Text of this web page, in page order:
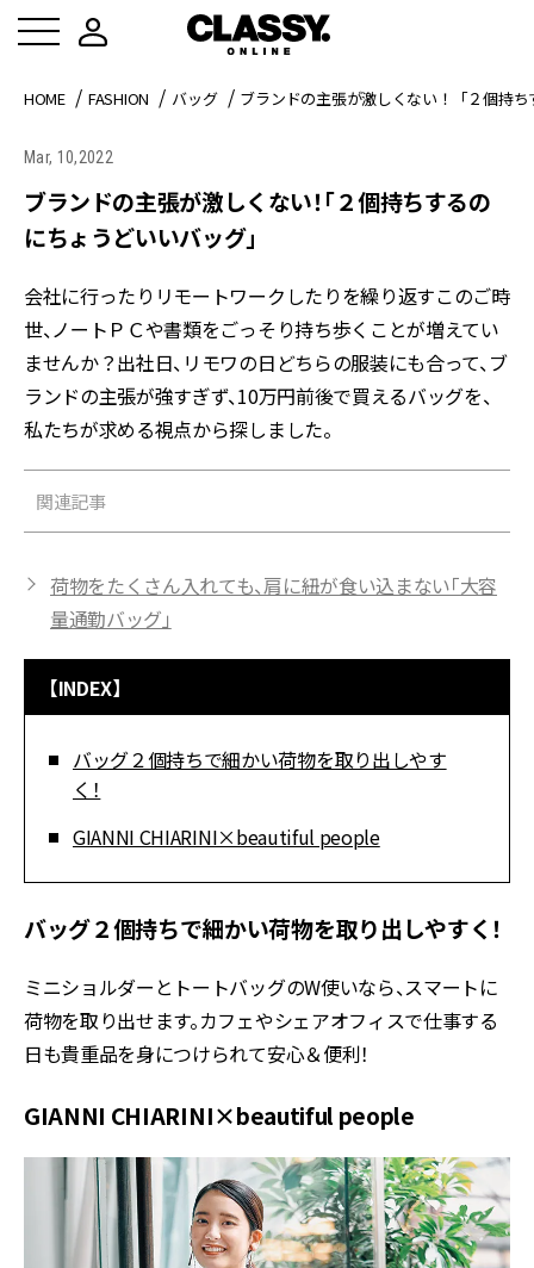
HOME FASHION バッグ ブランドの主張が激しくない！「２個持
Mar, 10,2022
ブランドの主張が激しくない！「２個持ちするの
にちょうどいいバッグ」
会社に行ったりリモートワークしたりを繰り返すこのご時
世、ノートＰＣや書類をごっそり持ち歩くことが増えてい
ませんか？出社日、リモワの日どちらの服装にも合って、ブ
ランドの主張が強すぎず、10万円前後で買えるバッグを、
私たちが求める視点から探しました。
関連記事
荷物をたくさん入れても、肩に紐が食い込まない「大容
量通勤バッグ」
【INDEX】
バッグ２個持ちで細かい荷物を取り出しやす
く！
GIANNI CHIARINI×beautiful people
バッグ２個持ちで細かい荷物を取り出しやすく！
ミニショルダーとトートバッグのW使いなら、スマートに
荷物を取り出せます。カフェやシェアオフィスで仕事する
日も貴重品を身につけられて安心＆便利！
GIANNI CHIARINI×beautiful people